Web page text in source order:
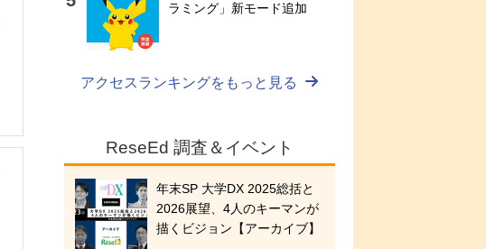
ラミング」新モード追加
アクセスランキングをもっと見る
ReseEd 調査＆イベント
年末SP 大学DX 2025総括と
2026展望、4人のキーマンが
描くビジョン【アーカイブ】